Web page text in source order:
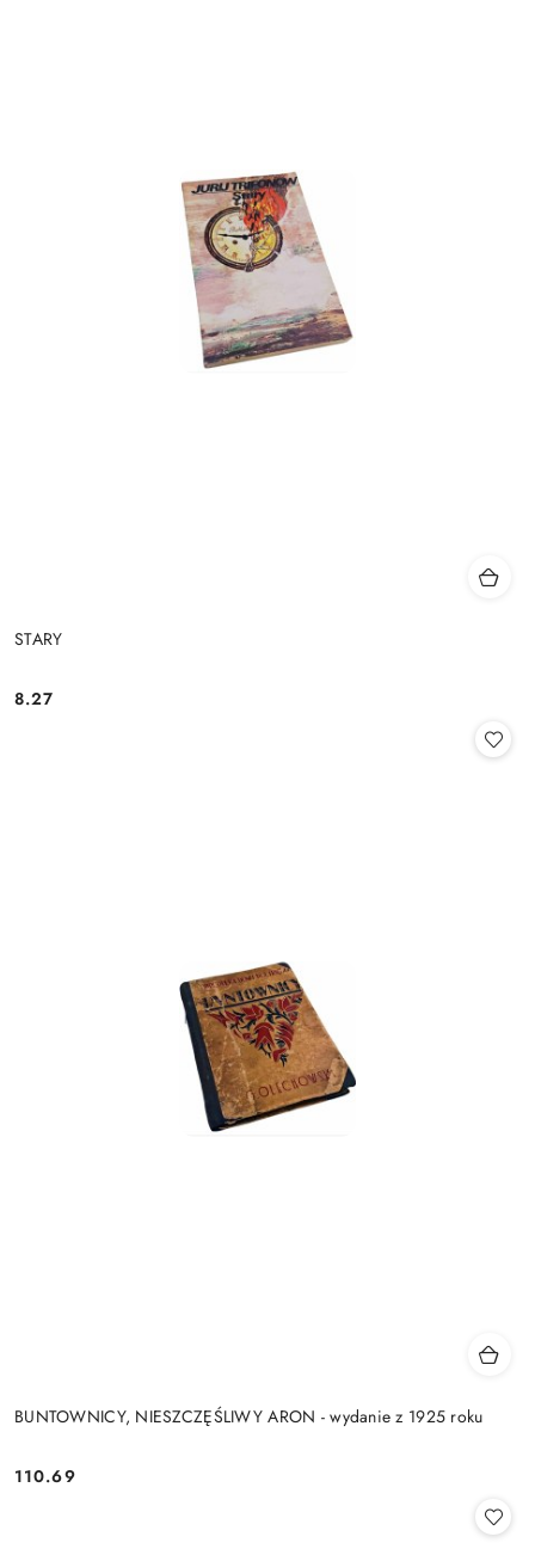
STARY
Cena:
8.27
BUNTOWNICY, NIESZCZĘŚLIWY ARON - wydanie z 1925 roku
Cena:
110.69